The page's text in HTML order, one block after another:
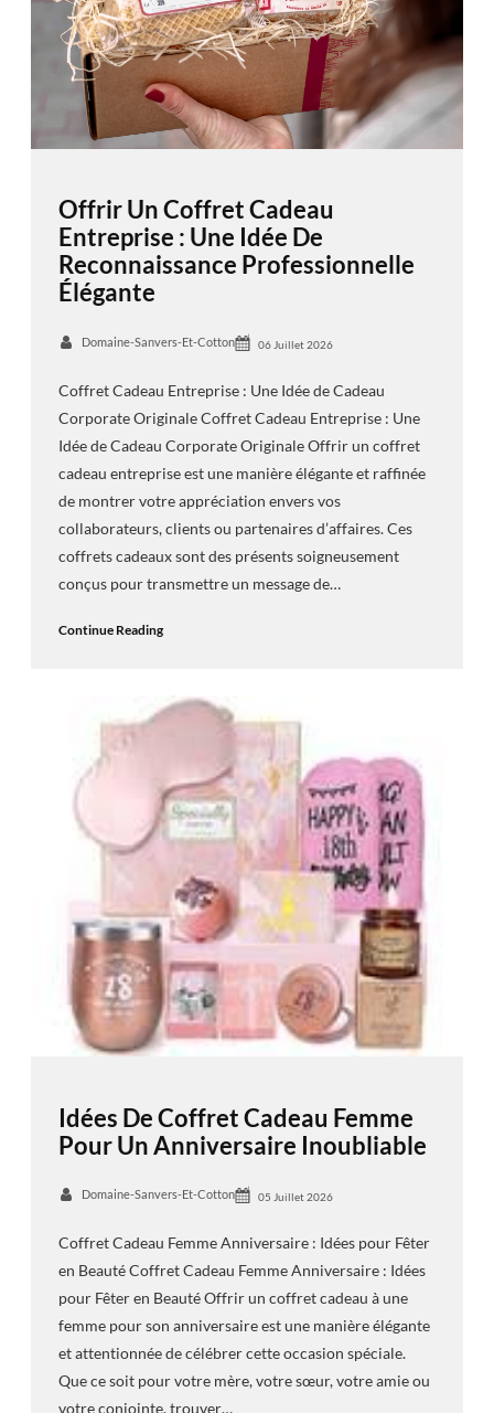
Offrir Un Coffret Cadeau
Entreprise : Une Idée De
Reconnaissance Professionnelle
Élégante
Domaine-Sanvers-Et-Cotton 06 Juillet 2026
Coffret Cadeau Entreprise : Une Idée de Cadeau
Corporate Originale Coffret Cadeau Entreprise : Une
Idée de Cadeau Corporate Originale Offrir un coffret
cadeau entreprise est une manière élégante et raffinée
de montrer votre appréciation envers vos
collaborateurs, clients ou partenaires d’affaires. Ces
coffrets cadeaux sont des présents soigneusement
conçus pour transmettre un message de…
Continue Reading
Idées De Coffret Cadeau Femme
Pour Un Anniversaire Inoubliable
Domaine-Sanvers-Et-Cotton 05 Juillet 2026
Coffret Cadeau Femme Anniversaire : Idées pour Fêter
en Beauté Coffret Cadeau Femme Anniversaire : Idées
pour Fêter en Beauté Offrir un coffret cadeau à une
femme pour son anniversaire est une manière élégante
et attentionnée de célébrer cette occasion spéciale.
Que ce soit pour votre mère, votre sœur, votre amie ou
votre conjointe, trouver…